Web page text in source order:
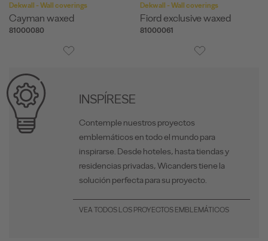
Dekwall - Wall coverings
Cayman waxed
81000080
Dekwall - Wall coverings
Fiord exclusive waxed
81000061
INSPÍRESE
Contemple nuestros proyectos
emblemáticos en todo el mundo para
inspirarse. Desde hoteles, hasta tiendas y
residencias privadas, Wicanders tiene la
solución perfecta para su proyecto.
VEA TODOS LOS PROYECTOS EMBLEMÁTICOS